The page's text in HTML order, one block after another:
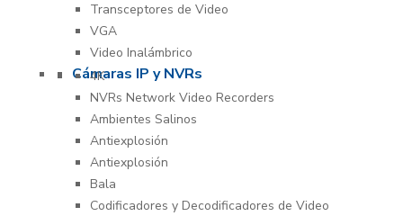
Transceptores de Video
VGA
Video Inalámbrico
Cámaras IP y NVRs
4K
NVRs Network Video Recorders
Ambientes Salinos
Antiexplosión
Antiexplosión
Bala
Codificadores y Decodificadores de Video